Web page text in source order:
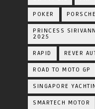
POKER
PRINCESS
2025
RAPID REVER
ROAD TO MOTO GP
SINGAPORE
SMARTECH MOTOR